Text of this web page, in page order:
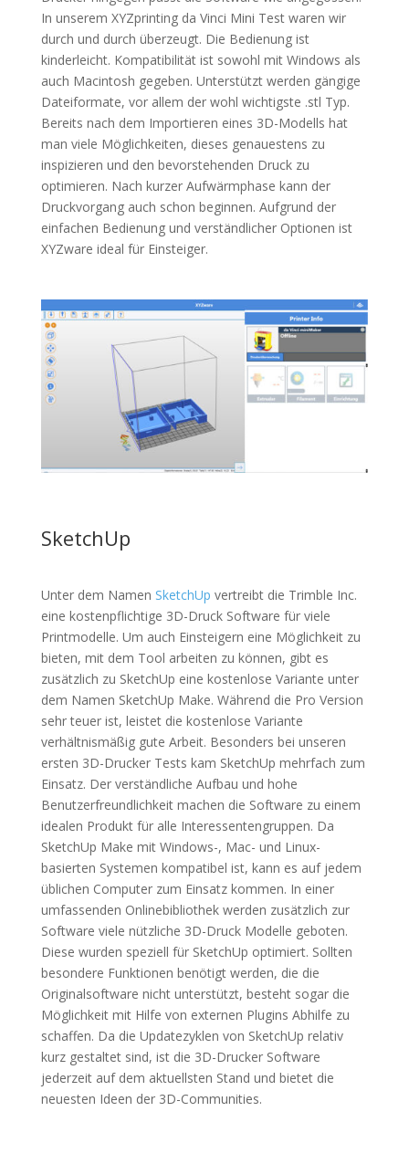
In unserem XYZprinting da Vinci Mini Test waren wir
durch und durch überzeugt. Die Bedienung ist
kinderleicht. Kompatibilität ist sowohl mit Windows als
auch Macintosh gegeben. Unterstützt werden gängige
Dateiformate, vor allem der wohl wichtigste .stl Typ.
Bereits nach dem Importieren eines 3D-Modells hat
man viele Möglichkeiten, dieses genauestens zu
inspizieren und den bevorstehenden Druck zu
optimieren. Nach kurzer Aufwärmphase kann der
Druckvorgang auch schon beginnen. Aufgrund der
einfachen Bedienung und verständlicher Optionen ist
XYZware ideal für Einsteiger.
SketchUp
Unter dem Namen SketchUp vertreibt die Trimble Inc.
eine kostenpflichtige 3D-Druck Software für viele
Printmodelle. Um auch Einsteigern eine Möglichkeit zu
bieten, mit dem Tool arbeiten zu können, gibt es
zusätzlich zu SketchUp eine kostenlose Variante unter
dem Namen SketchUp Make. Während die Pro Version
sehr teuer ist, leistet die kostenlose Variante
verhältnismäßig gute Arbeit. Besonders bei unseren
ersten 3D-Drucker Tests kam SketchUp mehrfach zum
Einsatz. Der verständliche Aufbau und hohe
Benutzerfreundlichkeit machen die Software zu einem
idealen Produkt für alle Interessentengruppen. Da
SketchUp Make mit Windows-, Mac- und Linux-
basierten Systemen kompatibel ist, kann es auf jedem
üblichen Computer zum Einsatz kommen. In einer
umfassenden Onlinebibliothek werden zusätzlich zur
Software viele nützliche 3D-Druck Modelle geboten.
Diese wurden speziell für SketchUp optimiert. Sollten
besondere Funktionen benötigt werden, die die
Originalsoftware nicht unterstützt, besteht sogar die
Möglichkeit mit Hilfe von externen Plugins Abhilfe zu
schaffen. Da die Updatezyklen von SketchUp relativ
kurz gestaltet sind, ist die 3D-Drucker Software
jederzeit auf dem aktuellsten Stand und bietet die
neuesten Ideen der 3D-Communities.